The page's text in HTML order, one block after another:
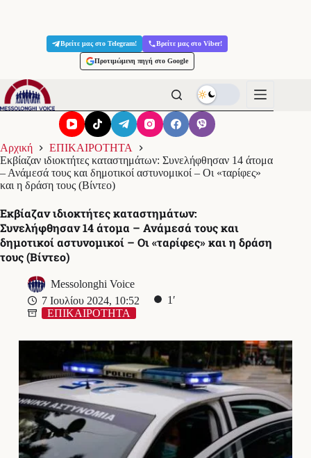
Βρείτε μας στο Telegram! Βρείτε μας στο Viber!
Προτιμώμενη πηγή στο Google
Αρχική
ΕΠΙΚΑΙΡΟΤΗΤΑ
Εκβίαζαν ιδιοκτήτες καταστημάτων: Συνελήφθησαν 14 άτομα
– Ανάμεσά τους και δημοτικοί αστυνομικοί – Οι «ταρίφες»
και η δράση τους (Βίντεο)
Εκβίαζαν ιδιοκτήτες καταστημάτων:
Συνελήφθησαν 14 άτομα – Ανάμεσά τους και
δημοτικοί αστυνομικοί – Οι «ταρίφες» και η δράση
τους (Βίντεο)
Messolonghi Voice
7 Ιουλίου 2024, 10:52
1′
ΕΠΙΚΑΙΡΟΤΗΤΑ